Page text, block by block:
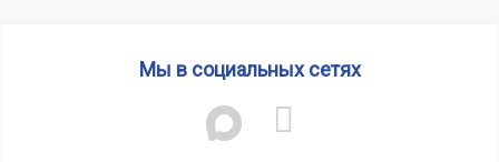
Мы в социальных сетях